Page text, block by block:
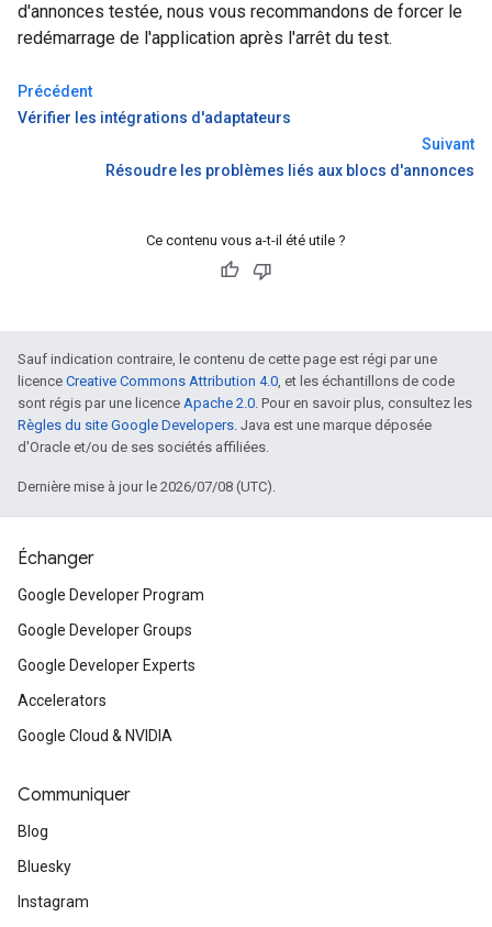
d'annonces testée, nous vous recommandons de forcer le
redémarrage de l'application après l'arrêt du test.
Précédent
Vérifier les intégrations d'adaptateurs
Suivant
Résoudre les problèmes liés aux blocs d'annonces
Ce contenu vous a-t-il été utile ?
Sauf indication contraire, le contenu de cette page est régi par une
licence Creative Commons Attribution 4.0, et les échantillons de code
sont régis par une licence Apache 2.0. Pour en savoir plus, consultez les
Règles du site Google Developers. Java est une marque déposée
d'Oracle et/ou de ses sociétés affiliées.
Dernière mise à jour le 2026/07/08 (UTC).
Échanger
Google Developer Program
Google Developer Groups
Google Developer Experts
Accelerators
Google Cloud & NVIDIA
Communiquer
Blog
Bluesky
Instagram